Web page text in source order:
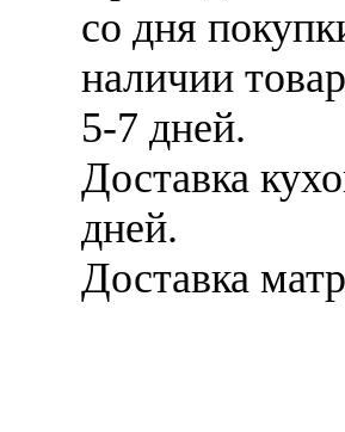
со дня
наличии
5-7 дней.
Доставка
дней.
Доставка